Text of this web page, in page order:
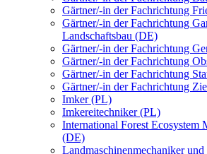
Gärtner/-in der Fachrichtung
Gärtner/-in der Fachrichtung
Landschaftsbau (DE)
Gärtner/-in der Fachrichtung
Gärtner/-in der Fachrichtung
Gärtner/-in der Fachrichtung
Gärtner/-in der Fachrichtung
Imker (PL)
Imkereitechniker (PL)
International Forest Ecosystem
(DE)
Landmaschinenmechaniker